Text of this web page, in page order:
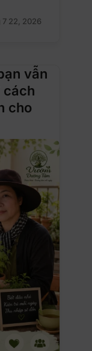
7 22, 2026
vẫn
cách
cho